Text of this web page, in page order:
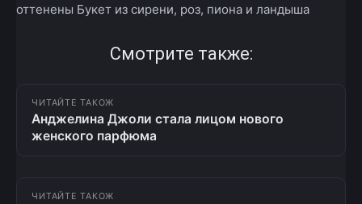
оттенены Букет из сирени, роз, пиона и ландыша
Смотрите также:
ЧИТАЙТЕ ТАКОЖ
Анджелина Джоли стала лицом нового
женского парфюма
ЧИТАЙТЕ ТАКОЖ